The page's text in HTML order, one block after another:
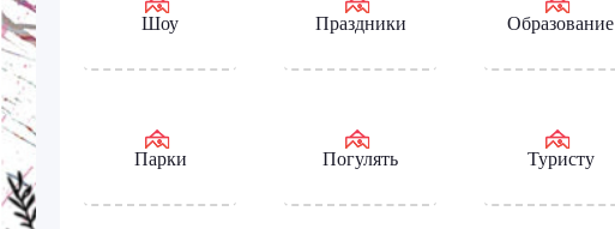
Шоу Праздники Образование
Парки Погулять Туристу